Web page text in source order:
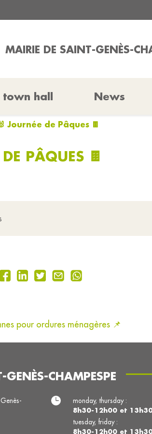
MAIRIE DE SAINT-GENÈS-
town hall News
Journée de Pâques 🍫
PÂQUES 🍫
pour ordures ménagères 📌
GENÈS-CHAMPESPE
monday, thursday :
8h30-12h00 et
tuesday, friday :
8h30-12h00 et